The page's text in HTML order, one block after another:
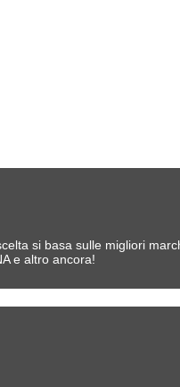
si basa sulle migliori
e altro ancora!